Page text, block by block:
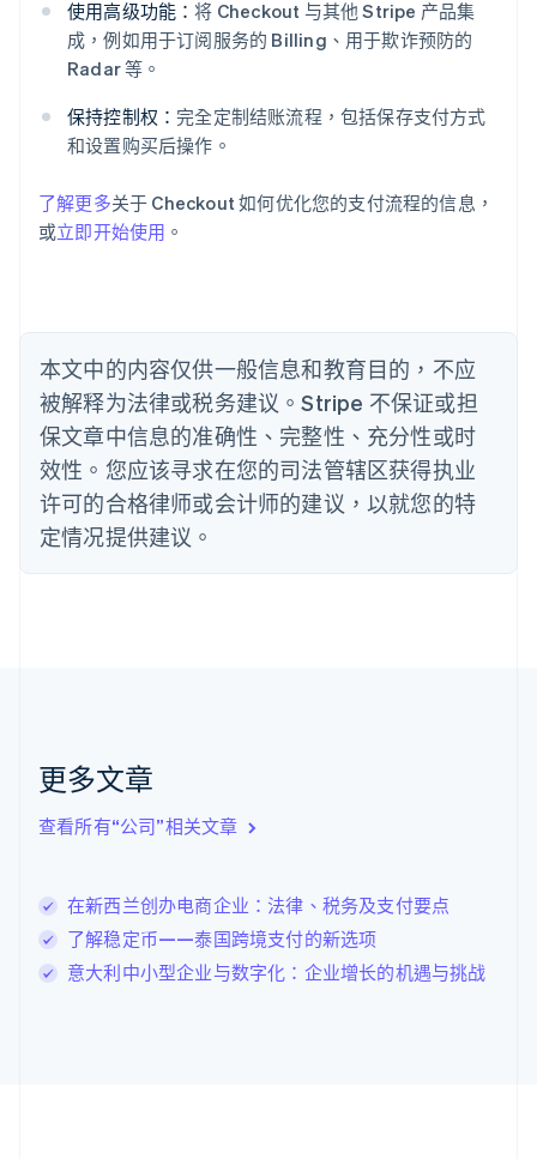
使用高级功能：将 Checkout 与其他 Stripe 产品集
成，例如用于订阅服务的 Billing、用于欺诈预防的
Radar 等。
保持控制权：完全定制结账流程，包括保存支付方式
和设置购买后操作。
了解更多关于 Checkout 如何优化您的支付流程的信息，
或立即开始使用 。
本文中的内容仅供一般信息和教育目的，不应
被解释为法律或税务建议。Stripe 不保证或担
保文章中信息的准确性、完整性、充分性或时
效性。您应该寻求在您的司法管辖区获得执业
许可的合格律师或会计师的建议，以就您的特
定情况提供建议。
更多文章
查看所有“公司”相关文章
在新西兰创办电商企业：法律、税务及支付要点
了解稳定币——泰国跨境支付的新选项
意大利中小型企业与数字化：企业增长的机遇与挑战
爱尔兰
English
爱沙尼亚
English
奥地利
DeutschEnglish
澳大利亚
巴西
PortuguêsEnglish
English
丹麦
English
德国
DeutschEnglish
法国
FrançaisEnglish
芬兰
EnglishSvenska
English Italiano
拉脱维亚
立陶宛
DeutschEnglish
卢森堡
FrançaisDeutsch English
罗马尼亚